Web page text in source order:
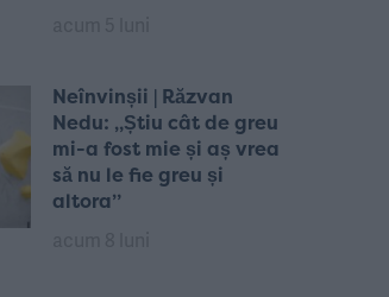
Neînvinșii | Răzvan
Nedu: „Știu cât de greu
mi-a fost mie și aș vrea
să nu le fie greu și
altora”